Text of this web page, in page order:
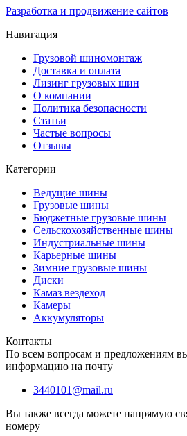
Разработка и продвижение сайтов
Навигация
Грузовой шиномонтаж
Доставка и оплата
Лизинг грузовых шин
О компании
Политика безопасности
Статьи
Частые вопросы
Отзывы
Категории
Ведущие шины
Грузовые шины
Бюджетные грузовые шины
Сельскохозяйственные шины
Индустриальные шины
Карьерные шины
Зимние грузовые шины
Диски
Камаз вездеход
Камеры
Аккумуляторы
Контакты
По всем вопросам и предложениям
информацию на почту
3440101@mail.ru
Вы также всегда можете напрямую
номеру